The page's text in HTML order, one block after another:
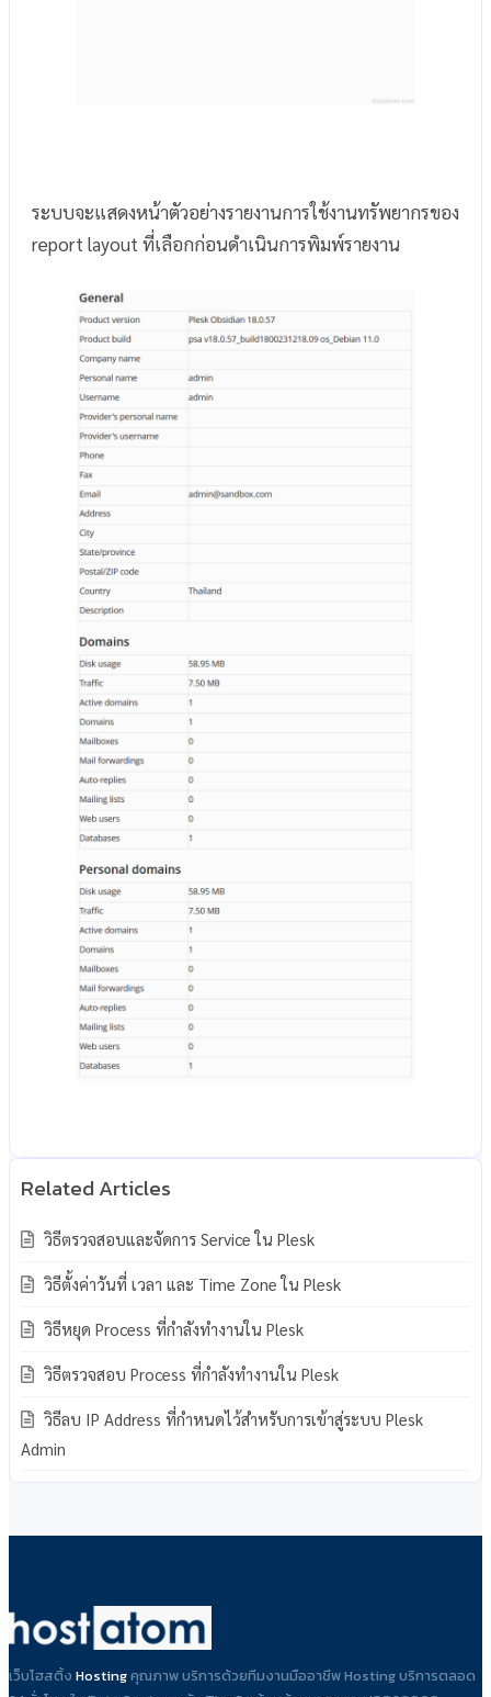
ระบบจะแสดงหน้าตัวอย่างรายงานการใช้งานทรัพยากรของ
report layout ที่เลือกก่อนดำเนินการพิมพ์รายงาน
วิธีตรวจสอบและจัดการ Service ใน Plesk
วิธีตั้งค่าวันที่ เวลา และ Time Zone ใน Plesk
วิธีหยุด Process ที่กำลังทำงานใน Plesk
วิธีตรวจสอบ Process ที่กำลังทำงานใน Plesk
วิธีลบ IP Address ที่กำหนดไว้สำหรับการเข้าสู่ระบบ Plesk
Admin
เว็บโฮสติ้ง Hostingคุณภาพ บริการด้วยทีมงานมืออาชีพ Hosting บริการตลอด